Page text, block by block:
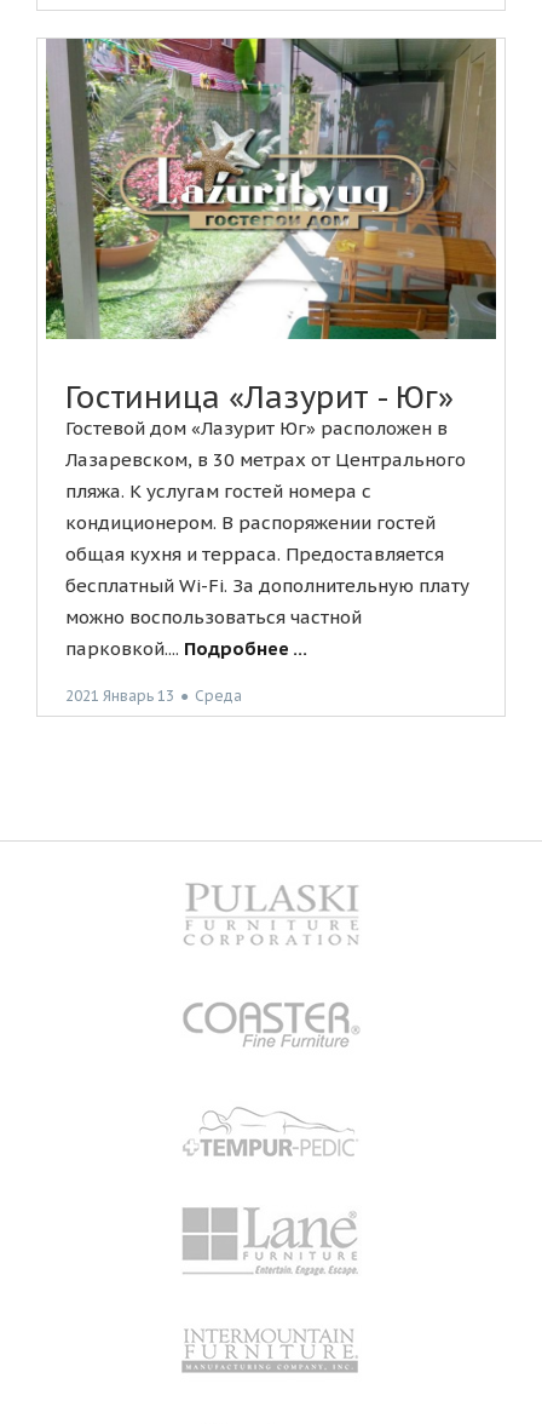
Гостиница «Лазурит - Юг»
Гостевой дом «Лазурит Юг» расположен в
Лазаревском, в 30 метрах от Центрального
пляжа. К услугам гостей номера с
кондиционером. В распоряжении гостей
общая кухня и терраса. Предоставляется
бесплатный Wi-Fi. За дополнительную плату
можно воспользоваться частной
парковкой.... Подробнее ...
2021 Январь 13 ● Среда